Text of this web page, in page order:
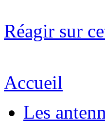
Réagir sur
Accueil
Les